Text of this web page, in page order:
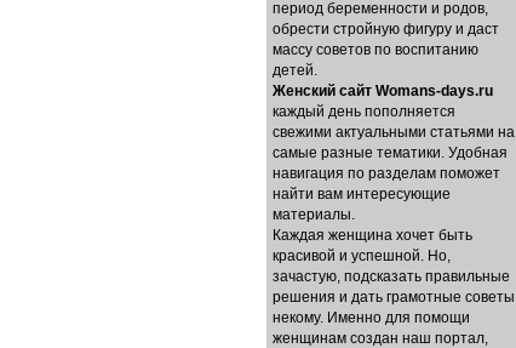
период беременности и родов,
обрести стройную фигуру и даст
массу советов по воспитанию
детей.
Женский сайт Womans-days.ru
каждый день пополняется
свежими актуальными статьями на
самые разные тематики. Удобная
навигация по разделам поможет
найти вам интересующие
материалы.
Каждая женщина хочет быть
красивой и успешной. Но,
зачастую, подсказать правильные
решения и дать грамотные советы
некому. Именно для помощи
женщинам создан наш портал,